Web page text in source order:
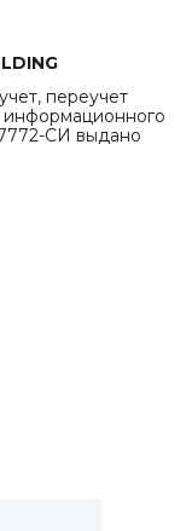
переучет
информационного
СИ выдано